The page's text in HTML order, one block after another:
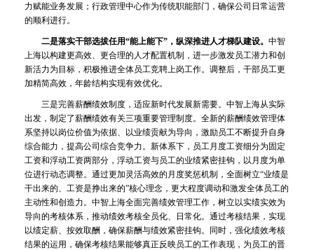
力赋能业务发展；行政管理中心作为传统职能部门，确保公司日常运营
的顺利进行。
二是落实干部选拔任用“能上能下”，纵深推进人才梯队建设。 中智
上海以构建更高效、更合理的人才配置机制，进一步激发员工潜力和创
新活力为目标，积极推进全体员工竞聘上岗工作。调整后，干部员工更
加精简高效，年龄结构实现有效优化。
三是完善薪酬绩效制度，适应新时代发展新需要。中智上海从实际
出发，制定了薪酬绩效有关三项重要管理制度。全新的薪酬绩效管理体
系坚持以岗位价值为依据、以业绩贡献为导向，激励员工不断提升自身
综合能力，提高公司综合竞争力。新体系下，员工月度工资细分为固定
工资和浮动工资两部分，浮动工资与员工的业绩紧密挂钩，以月度为单
位进行动态调整。通过更加灵活高效的月度奖惩机制，全面树立“业绩是
干出来的、工资是挣出来的”核心理念，更大程度调动和激发全体员工的
主动性和创造力。中智上海全面完善绩效管理工作，树立以实绩实效为
导向的考核体系，推动绩效考核全员化、日常化。通过考核结果，实现
以绩定薪、按效取酬，确保薪酬与绩效紧密挂钩。同时，强化绩效考核
结果的运用，确保考核结果能够真正反映员工的工作表现，为员工的晋